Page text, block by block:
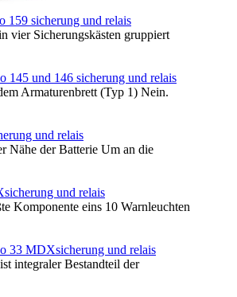
159 sicherung und relais
vier Sicherungskästen gruppiert
145 und 146 sicherung und relais
Armaturenbrett (Typ 1) Nein.
und relais
Nähe der Batterie Um an die
und relais
Komponente eins 10 Warnleuchten
33 MDXsicherung und relais
integraler Bestandteil der